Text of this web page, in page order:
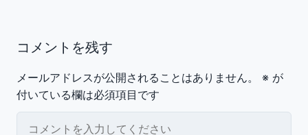
コメントを残す
メールアドレスが公開されることはありません。 ※ が
付いている欄は必須項目です